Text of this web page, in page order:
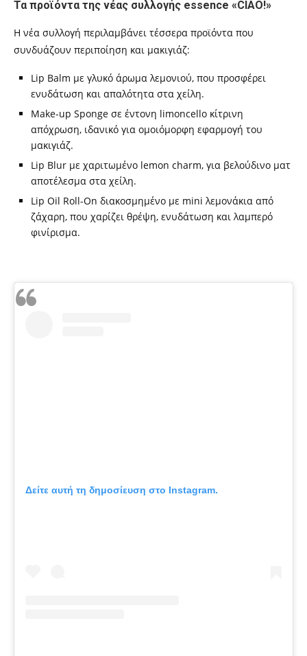
Τα προϊόντα της νέας συλλογής essence «CIAO!»
Η νέα συλλογή περιλαμβάνει τέσσερα προϊόντα που
συνδυάζουν περιποίηση και μακιγιάζ:
Lip Balm με γλυκό άρωμα λεμονιού, που προσφέρει
ενυδάτωση και απαλότητα στα χείλη.
Make-up Sponge σε έντονη limoncello κίτρινη
απόχρωση, ιδανικό για ομοιόμορφη εφαρμογή του
μακιγιάζ.
Lip Blur με χαριτωμένο lemon charm, για βελούδινο ματ
αποτέλεσμα στα χείλη.
Lip Oil Roll-On διακοσμημένο με mini λεμονάκια από
ζάχαρη, που χαρίζει θρέψη, ενυδάτωση και λαμπερό
φινίρισμα.
Δείτε αυτή τη δημοσίευση στο Instagram.